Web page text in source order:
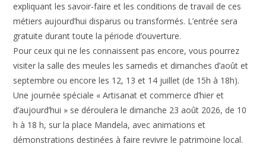
expliquant les savoir-faire et les conditions de travail de ces
métiers aujourd’hui disparus ou transformés. L’entrée sera
gratuite durant toute la période d’ouverture.
Pour ceux qui ne les connaissent pas encore, vous pourrez
visiter la salle des meules les samedis et dimanches d’août et
septembre ou encore les 12, 13 et 14 juillet (de 15h à 18h).
Une journée spéciale « Artisanat et commerce d’hier et
d’aujourd’hui » se déroulera le dimanche 23 août 2026, de 10
h à 18 h, sur la place Mandela, avec animations et
démonstrations destinées à faire revivre le patrimoine local.